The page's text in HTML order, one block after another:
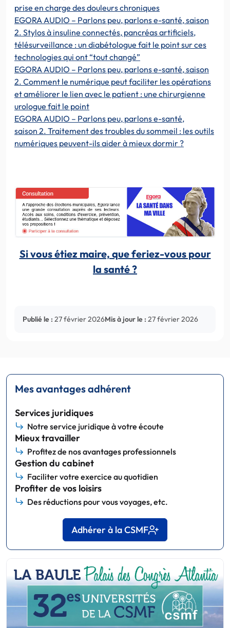
prise en charge des douleurs chroniques
EGORA AUDIO – Parlons peu, parlons e-santé, saison
2. Stylos à insuline connectés, pancréas artificiels,
télésurveillance : un diabétologue fait le point sur ces
technologies qui ont “tout changé”
EGORA AUDIO – Parlons peu, parlons e-santé, saison
2. Comment le numérique peut faciliter les opérations
et améliorer le lien avec le patient : une chirurgienne
urologue fait le point
EGORA AUDIO – Parlons peu, parlons e-santé,
saison 2. Traitement des troubles du sommeil : les outils
numériques peuvent-ils aider à mieux dormir ?
Si vous étiez maire, que feriez-vous pour
la santé ?
Publié le : 27 février 2026Mis à jour le : 27 février 2026
Mes avantages adhérent
Services juridiques
Notre service juridique à votre écoute
Mieux travailler
Profitez de nos avantages professionnels
Gestion du cabinet
Faciliter votre exercice au quotidien
Profiter de vos loisirs
Des réductions pour vous voyages, etc.
Adhérer à la CSMF